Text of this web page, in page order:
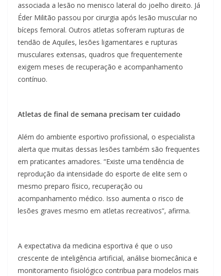
associada a lesão no menisco lateral do joelho direito. Já
Éder Militão passou por cirurgia após lesão muscular no
bíceps femoral. Outros atletas sofreram rupturas de
tendão de Aquiles, lesões ligamentares e rupturas
musculares extensas, quadros que frequentemente
exigem meses de recuperação e acompanhamento
contínuo.
Atletas de final de semana precisam ter cuidado
Além do ambiente esportivo profissional, o especialista
alerta que muitas dessas lesões também são frequentes
em praticantes amadores. “Existe uma tendência de
reprodução da intensidade do esporte de elite sem o
mesmo preparo físico, recuperação ou
acompanhamento médico. Isso aumenta o risco de
lesões graves mesmo em atletas recreativos”, afirma.
A expectativa da medicina esportiva é que o uso
crescente de inteligência artificial, análise biomecânica e
monitoramento fisiológico contribua para modelos mais